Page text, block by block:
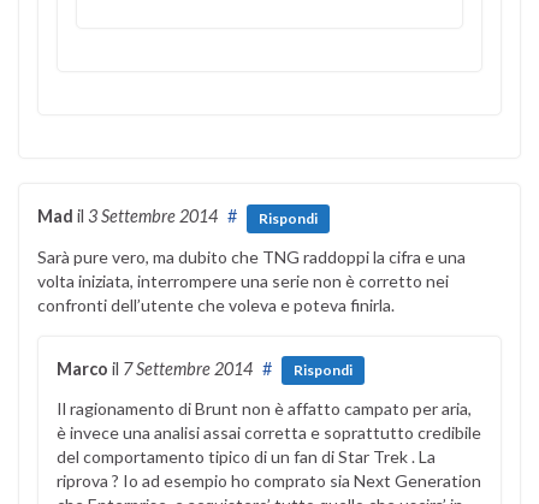
Mad il 3 Settembre 2014 # Rispondi
Sarà pure vero, ma dubito che TNG raddoppi la cifra e una
volta iniziata, interrompere una serie non è corretto nei
confronti dell’utente che voleva e poteva finirla.
Marco il 7 Settembre 2014 # Rispondi
Il ragionamento di Brunt non è affatto campato per aria,
è invece una analisi assai corretta e soprattutto credibile
del comportamento tipico di un fan di Star Trek . La
riprova ? Io ad esempio ho comprato sia Next Generation